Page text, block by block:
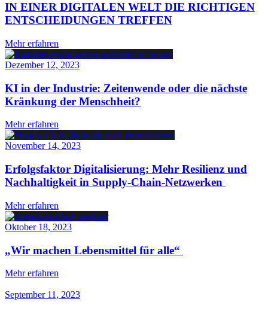
IN EINER DIGITALEN WELT DIE RICHTIGEN
ENTSCHEIDUNGEN TREFFEN
Mehr erfahren
Dezember 12, 2023
KI in der Industrie: Zeitenwende oder die nächste
Kränkung der Menschheit?
Mehr erfahren
November 14, 2023
Erfolgsfaktor Digitalisierung: Mehr Resilienz und
Nachhaltigkeit in Supply-Chain-Netzwerken
Mehr erfahren
Oktober 18, 2023
„Wir machen Lebensmittel für alle“
Mehr erfahren
September 11, 2023